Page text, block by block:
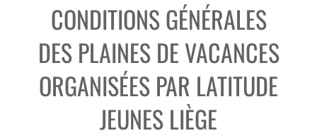
CONDITIONS GÉNÉRALES
DES PLAINES DE VACANCES
ORGANISÉES PAR LATITUDE
JEUNES LIÈGE